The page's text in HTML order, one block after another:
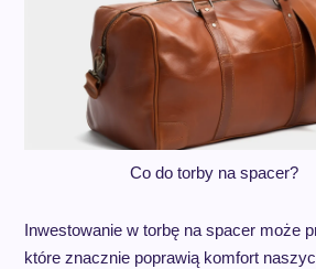
Co do torby na spacer?
Inwestowanie w torbę na spacer może
które znacznie poprawią komfort